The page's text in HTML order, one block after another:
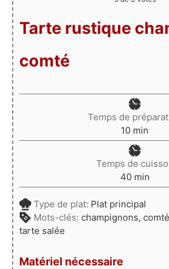
Tarte rustique
comté
Temps de
10minutes
min
Temps de
40minutes
min
Type de plat: Plat principal
Mots-clés: champignons,
tarte salée
Matériel nécessaire